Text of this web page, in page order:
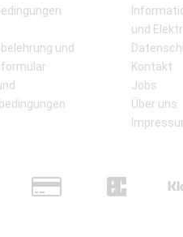
und
und
Kontakt
Jobs
Über uns